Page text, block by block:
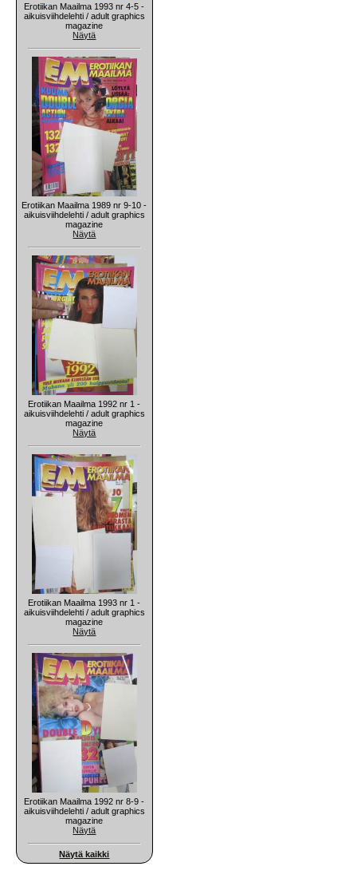
Erotiikan Maailma 1993 nr 4-5 -
aikuisviihdelehti / adult graphics
magazine
Näytä
Erotiikan Maailma 1989 nr 9-10 -
aikuisviihdelehti / adult graphics
magazine
Näytä
Erotiikan Maailma 1992 nr 1 -
aikuisviihdelehti / adult graphics
magazine
Näytä
Erotiikan Maailma 1993 nr 1 -
aikuisviihdelehti / adult graphics
magazine
Näytä
Erotiikan Maailma 1992 nr 8-9 -
aikuisviihdelehti / adult graphics
magazine
Näytä
Näytä kaikki